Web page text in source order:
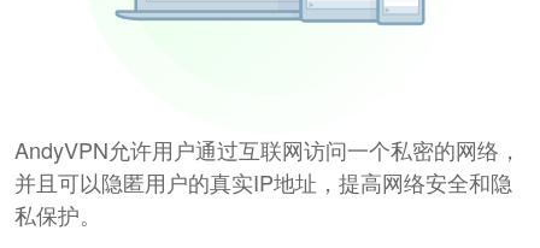
AndyVPN允许用户通过互联网访问一个私密的网络，
并且可以隐匿用户的真实IP地址，提高网络安全和隐
私保护。